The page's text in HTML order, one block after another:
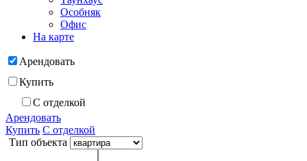
Особняк
Офис
На карте
Арендовать
Купить
С отделкой
Арендовать
Купить С отделкой
Тип объекта